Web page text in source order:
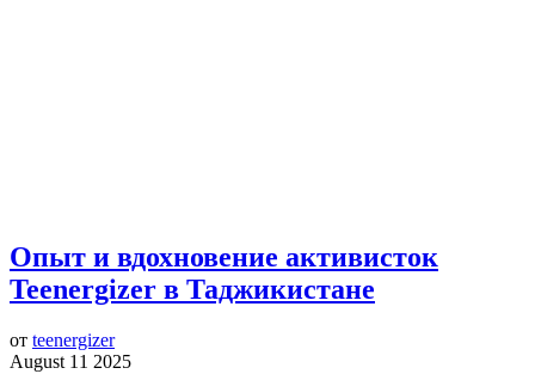
Опыт и вдохновение активисток
Teenergizer в Таджикистане
от teenergizer
August 11 2025